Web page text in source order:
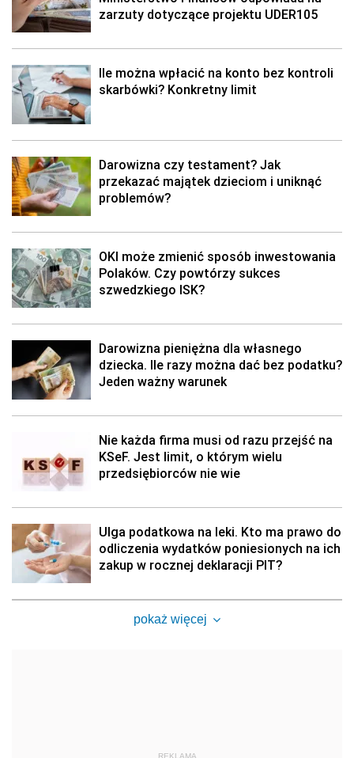
zarzuty dotyczące projektu UDER105
Ile można wpłacić na konto bez kontroli
skarbówki? Konkretny limit
Darowizna czy testament? Jak
przekazać majątek dzieciom i uniknąć
problemów?
OKI może zmienić sposób inwestowania
Polaków. Czy powtórzy sukces
szwedzkiego ISK?
Darowizna pieniężna dla własnego
dziecka. Ile razy można dać bez podatku?
Jeden ważny warunek
Nie każda firma musi od razu przejść na
KSeF. Jest limit, o którym wielu
przedsiębiorców nie wie
Ulga podatkowa na leki. Kto ma prawo do
odliczenia wydatków poniesionych na ich
zakup w rocznej deklaracji PIT?
pokaż więcej
REKLAMA